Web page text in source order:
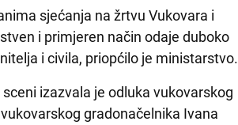
sjećanja na žrtvu Vukovara i
i primjeren način odaje duboko
i civila, priopćilo je ministarstvo.
izazvala je odluka vukovarskog
gradonačelnika Ivana